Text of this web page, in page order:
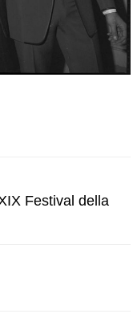
Festival della